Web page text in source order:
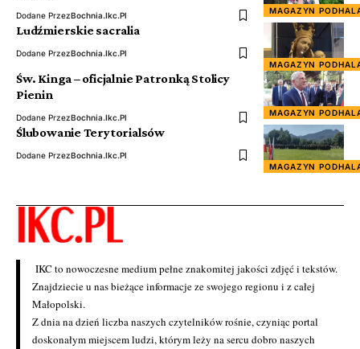
MAGAZYN
Dodane PrzezBochnia.ikc.pl
MAGAZYN
Ludźmierskie sacralia
Dodane PrzezBochnia.ikc.pl
MAGAZYN
Św. Kinga – oficjalnie Patronką Stolicy
Pienin
Dodane PrzezBochnia.ikc.pl
MAGAZYN
Ślubowanie Terytorialsów
Dodane PrzezBochnia.ikc.pl
IKC to nowoczesne medium pełne znakomitej jakości zdjęć i tekstów.
Znajdziecie u nas bieżące informacje ze swojego regionu i z całej
Małopolski.
Z dnia na dzień liczba naszych czytelników rośnie, czyniąc portal
doskonałym miejscem ludzi, którym leży na sercu dobro naszych